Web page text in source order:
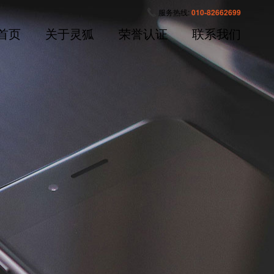
页 关于灵狐 荣誉认证 联系我们
服务热线: 010-82662699